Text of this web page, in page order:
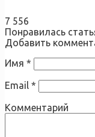
7 556
Понравилась
Добавить
Имя *
Email *
Комментарий